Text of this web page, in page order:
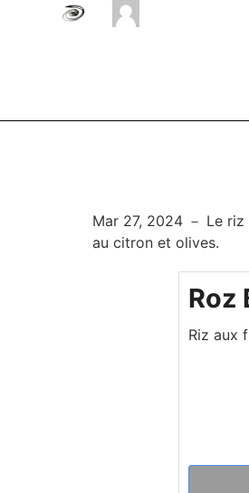
Mar 27, 2024 － Le
au citron et olives.
Roz
Riz aux